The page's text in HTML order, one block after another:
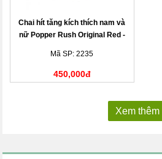
Chai hít tăng kích thích nam và
nữ Popper Rush Original Red -
Mã SP: 2235
450,000đ
Xem thêm